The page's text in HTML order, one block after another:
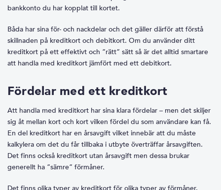
bankkonto du har kopplat till kortet.
Båda har sina för- och nackdelar och det gäller därför att förstå
skillnaden på kreditkort och debitkort. Om du använder ditt
kreditkort på ett effektivt och ”rätt” sätt så är det alltid smartare
att handla med kreditkort jämfört med ett debitkort.
Fördelar med ett kreditkort
Att handla med kreditkort har sina klara fördelar – men det skiljer
sig åt mellan kort och kort vilken fördel du som användare kan få.
En del kreditkort har en årsavgift vilket innebär att du måste
kalkylera om det du får tillbaka i utbyte överträffar årsavgiften.
Det finns också kreditkort utan årsavgift men dessa brukar
generellt ha ”sämre” förmåner.